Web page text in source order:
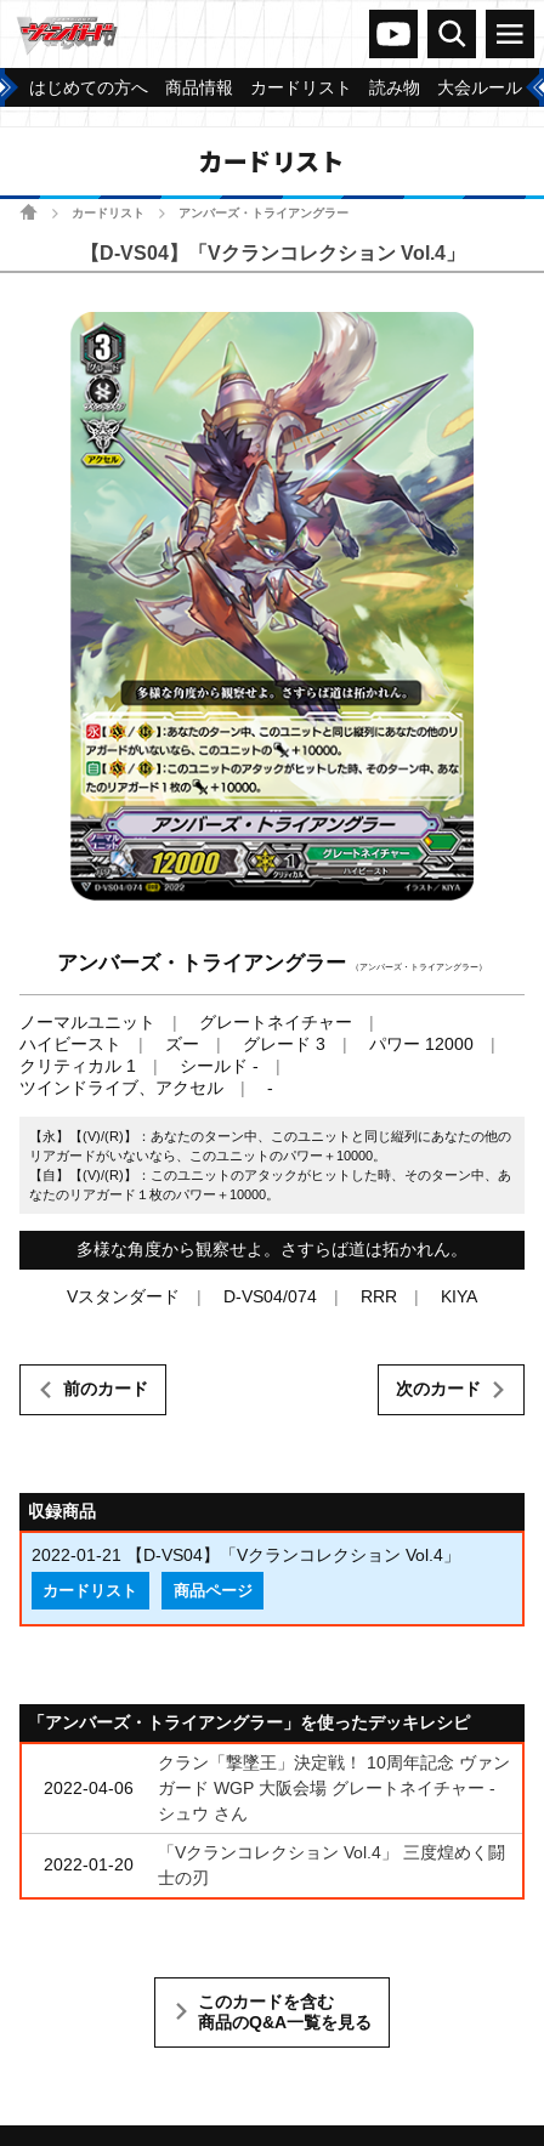
ヴァンガードch
検索 メニュー
はじめての方へ 商品情報 カードリスト 読み物 大会ルール
カードリスト
ホームカードリスト アンバーズ・トライアングラー
【D-VS04】「Vクランコレクション Vol.4」
アンバーズ・トライアングラー （アンバーズ・トライアングラー）
ノーマルユニット
グレートネイチャー
ハイビースト
ズー グレード 3
パワー 12000
クリティカル 1
シールド -
ツインドライブ、アクセル
-
【永】【(V)/(R)】：あなたのターン中、このユニットと同じ縦列にあなたの他の
リアガードがいないなら、このユニットのパワー＋10000。
【自】【(V)/(R)】：このユニットのアタックがヒットした時、そのターン中、あ
なたのリアガード１枚のパワー＋10000。
多様な角度から観察せよ。さすらば道は拓かれん。
Vスタンダード D-VS04/074 RRR KIYA
前のカード 次のカード
収録商品
2022-01-21 【D-VS04】「Vクランコレクション Vol.4」
カードリスト 商品ページ
「アンバーズ・トライアングラー」を使ったデッキレシピ
2022-04-06
クラン「撃墜王」決定戦！ 10周年記念 ヴァン
ガード WGP 大阪会場 グレートネイチャー -
シュウ さん
2022-01-20
「Vクランコレクション Vol.4」 三度煌めく闘
士の刃
このカードを含む
商品のQ&A一覧を見る